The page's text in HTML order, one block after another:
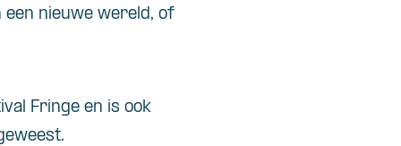
een nieuwe wereld, of
Fringe en is ook